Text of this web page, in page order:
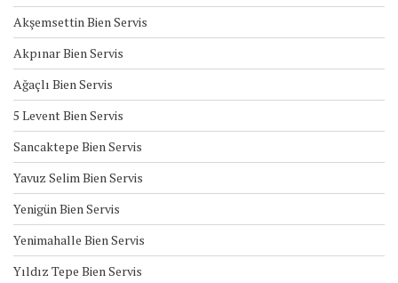
Akşemsettin Bien Servis
Akpınar Bien Servis
Ağaçlı Bien Servis
5 Levent Bien Servis
Sancaktepe Bien Servis
Yavuz Selim Bien Servis
Yenigün Bien Servis
Yenimahalle Bien Servis
Yıldız Tepe Bien Servis